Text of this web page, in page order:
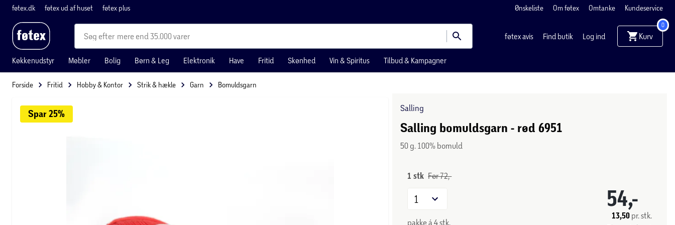
føtex.dk føtex ud af huset føtex plus Ønskeliste Om føtex Omtanke Kundeservice
mere end 35.000 varer føtex avis Find butik Log ind Kurv
0
Køkkenudstyr Møbler Bolig Børn & Leg Elektronik Have Fritid Skønhed Vin & Spiritus Tilbud & Kampagner
Forside Fritid Hobby & Kontor Strik & hækle Garn Bomuldsgarn
Spar 25%
Salling
Salling bomuldsgarn - rød 6951
50 g. 100% bomuld
1 stk Før 72,-
54,-
13,50pr. stk.
1
pakke á 4 stk.